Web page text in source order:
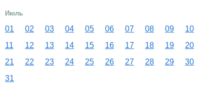
Июль
01 02 03 04 05 06 07 08 09
10
11
12 13 14 15 16 17 18 19
20
21
22 23 24 25 26 27 28 29
30
31